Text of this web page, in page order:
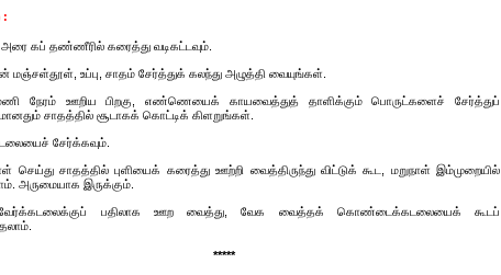
:
அரை கப் தண்ணீரில் கரைத்து வடிகட்டவும்.
மஞ்சள்தூள், உப்பு, சாதம் சேர்த்துக் கலந்து அழுத்தி வையுங்கள்.
நேரம் ஊறிய பிறகு, எண்ணெயைக் காயவைத்துத் தாளிக்கும் பொருட்களைச் சேர்த்துப்
சாதத்தில் சூடாகக் கொட்டிக் கிளறுங்கள்.
சேர்க்கவும்.
செய்து சாதத்தில் புளியைக் கரைத்து ஊற்றி வைத்திருந்து விட்டுக் கூட, மறுநாள் இம்முறையில்
அருமையாக இருக்கும்.
பதிலாக ஊற வைத்து, வேக வைத்தக் கொண்டைக்கடலையைக் கூடப்
*****